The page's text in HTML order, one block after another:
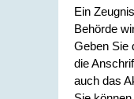
Ein
Behörde
Geben Sie
die
auch das